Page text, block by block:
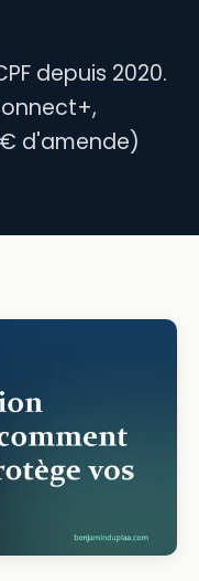
depuis 2020.
d'amende)